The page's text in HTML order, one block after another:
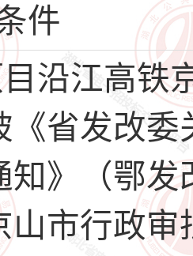
件
江高铁
《省发改委
知》（鄂发
山市行政审